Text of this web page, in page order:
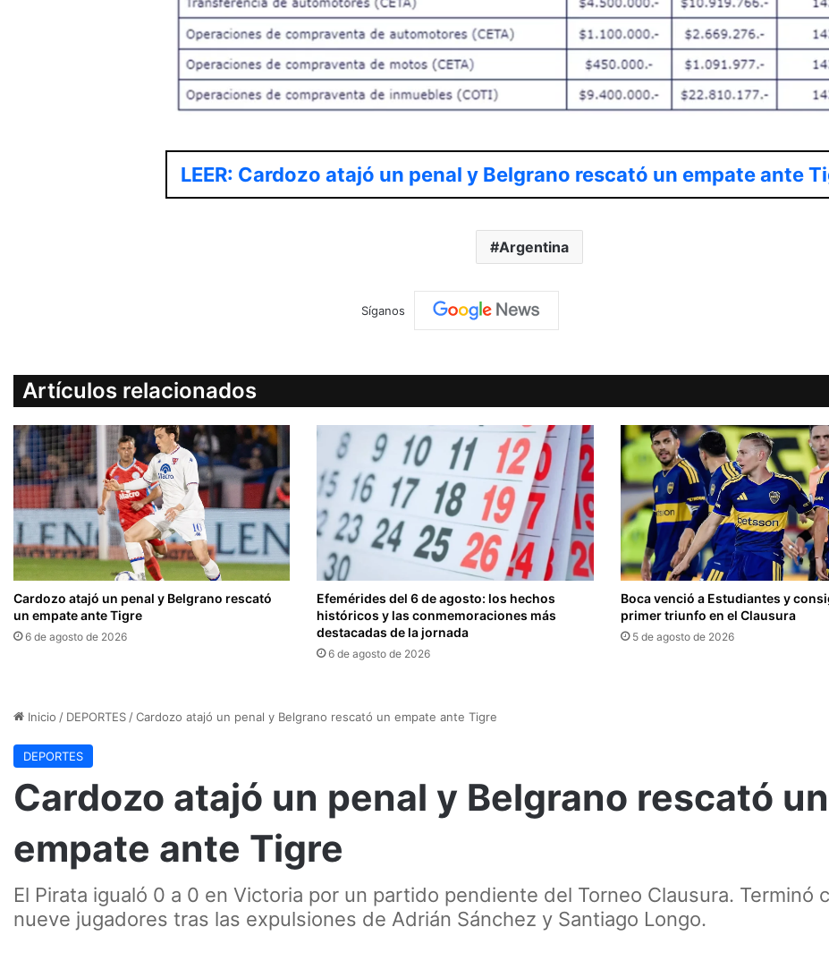
LEER: Cardozo atajó un penal y Belgrano rescató un empate ante
Argentina
Síganos
Artículos relacionados
Cardozo atajó un penal y Belgrano rescató
un empate ante Tigre
6 de agosto de 2026
Efemérides del 6 de agosto: los hechos
históricos y las conmemoraciones más
destacadas de la jornada
6 de agosto de 2026
Boca venció a Estudiantes y
primer triunfo en el Clausura
5 de agosto de 2026